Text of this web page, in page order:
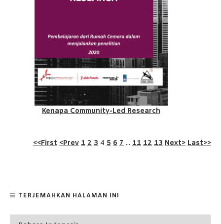
Kenapa Community-Led Research
<<First <Prev 1 2 3 4 5 6 7 ... 11 12 13 Next> Last>>
TERJEMAHKAN HALAMAN INI